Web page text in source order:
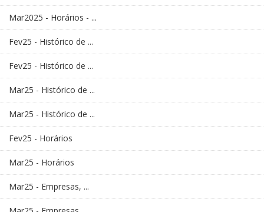
Mar2025 - Horários - ...
Fev25 - Histórico de ...
Fev25 - Histórico de ...
Mar25 - Histórico de ...
Mar25 - Histórico de ...
Fev25 - Horários
Mar25 - Horários
Mar25 - Empresas, ...